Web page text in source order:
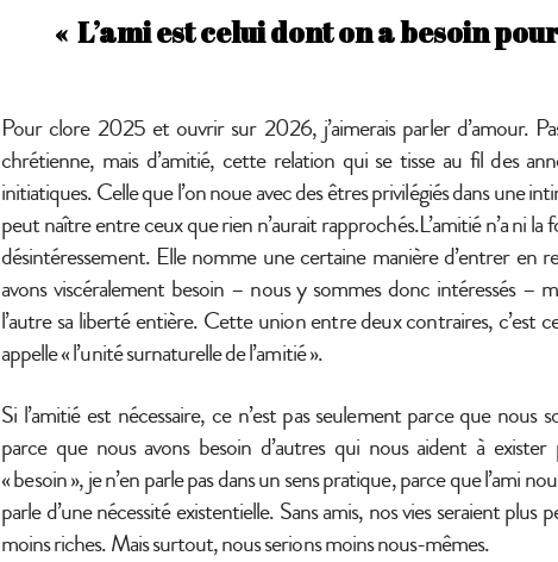
« L’ami est celui dont on a besoin
Pour clore 2025 et ouvrir sur 2026, j’aimerais parler d’amour.
chrétienne, mais d’amitié, cette relation qui se tisse au fil des
initiatiques. Celle que l’on noue avec des êtres privilégiés dans une
peut naître entre ceux que rien n’aurait rapprochés.L’amitié n’a ni la
désintéressement. Elle nomme une certaine manière d’entrer en
avons viscéralement besoin – nous y sommes donc intéressés –
l’autre sa liberté entière. Cette union entre deux contraires, c’est
appelle « l’unité surnaturelle de l’amitié ».
Si l’amitié est nécessaire, ce n’est pas seulement parce que nous
parce que nous avons besoin d’autres qui nous aident à
« besoin », je n’en parle pas dans un sens pratique, parce que l’ami
parle d’une nécessité existentielle. Sans amis, nos vies seraient plus
moins riches. Mais surtout, nous serions moins nous-mêmes.